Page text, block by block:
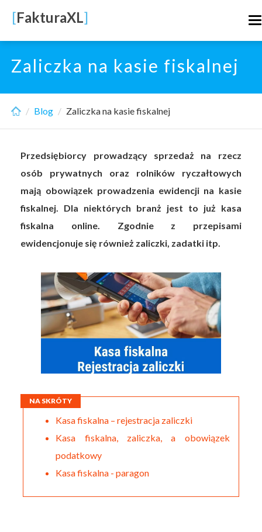
main
content
[FakturaXL]
Zaliczka na kasie fiskalnej
Blog Zaliczka na kasie fiskalnej
Przedsiębiorcy prowadzący sprzedaż na rzecz
osób prywatnych oraz rolników ryczałtowych
mają obowiązek prowadzenia ewidencji na kasie
fiskalnej. Dla niektórych branż jest to już kasa
fiskalna online. Zgodnie z przepisami
ewidencjonuje się również zaliczki, zadatki itp.
NA SKRÓTY
Kasa fiskalna – rejestracja zaliczki
Kasa fiskalna, zaliczka, a obowiązek
podatkowy
Kasa fiskalna - paragon